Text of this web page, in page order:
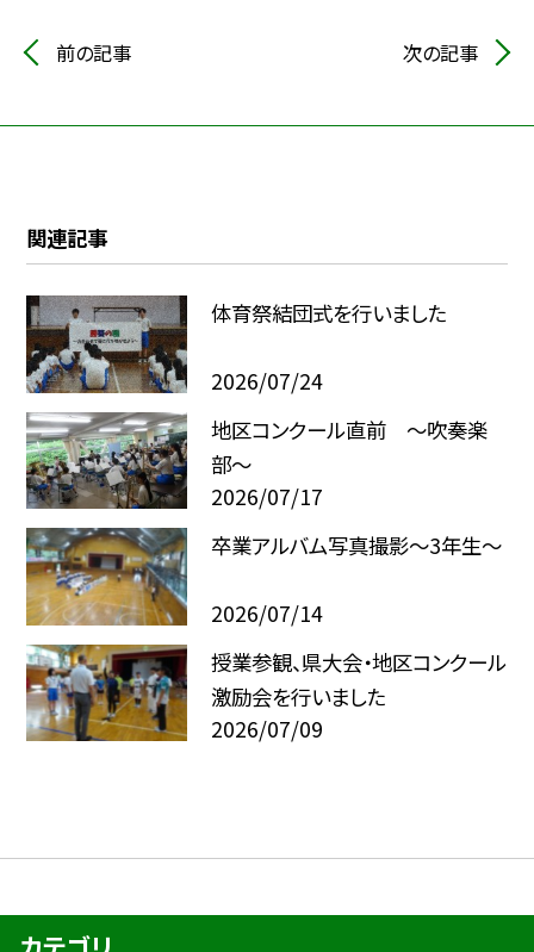
前の記事 次の記事
関連記事
体育祭結団式を行いました
2026/07/24
地区コンクール直前 ～吹奏楽
部～
2026/07/17
卒業アルバム写真撮影～3年生～
2026/07/14
授業参観、県大会・地区コンクール
激励会を行いました
2026/07/09